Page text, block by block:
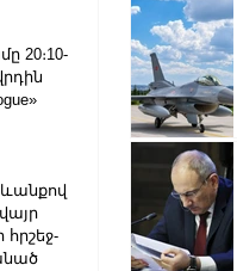
20։10-